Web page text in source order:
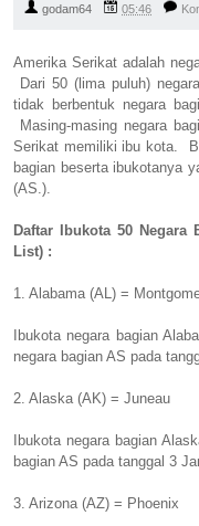
godam64 05:46
Amerika Serikat adalah
Dari 50 (lima puluh)
tidak berbentuk negara
Masing-masing negara
Serikat memiliki ibu kota.
bagian beserta ibukotanya
(AS.).
Daftar Ibukota 50 Negara
List) :
1. Alabama (AL) =
Ibukota negara bagian
negara bagian AS pada
2. Alaska (AK) = Juneau
Ibukota negara bagian
bagian AS pada tanggal 3
3. Arizona (AZ) = Phoenix